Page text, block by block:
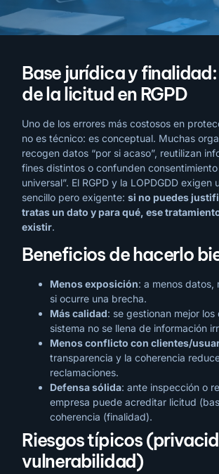
Base jurídica y
de la licitud en RGPD
Uno de los errores más costosos en
no es técnico: es conceptual. Muchas
recogen datos “por si acaso”, reutilizan
fines distintos o confunden
universal”. El RGPD y la LOPDGDD exigen
sencillo pero exigente: si no puedes
tratas un dato y para qué, ese
existir.
Beneficios de hacerlo
Menos exposición: a menos datos,
si ocurre una brecha.
Más calidad: se gestionan mejor
sistema no se llena de información
Menos conflicto con clientes/
transparencia y la coherencia
reclamaciones.
Defensa sólida: ante inspección o
empresa puede acreditar licitud
coherencia (finalidad).
Riesgos típicos
vulnerabilidad)